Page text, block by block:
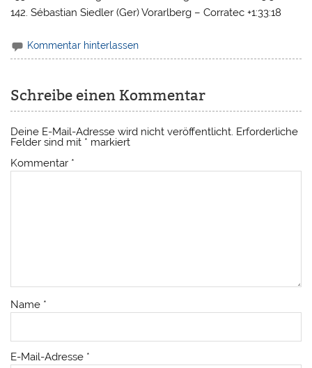
142. Sébastian Siedler (Ger) Vorarlberg – Corratec +1:33:18
Kommentar hinterlassen
Schreibe einen Kommentar
Deine E-Mail-Adresse wird nicht veröffentlicht. Erforderliche
Felder sind mit * markiert
Kommentar *
Name *
E-Mail-Adresse *